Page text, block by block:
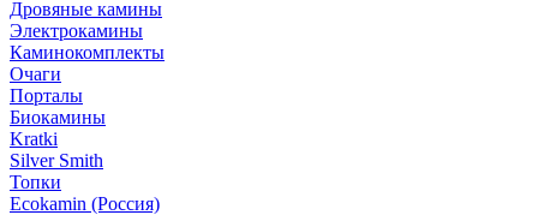
Дровяные камины
Электрокамины
Каминокомплекты
Очаги
Порталы
Биокамины
Kratki
Silver Smith
Топки
Ecokamin (Россия)